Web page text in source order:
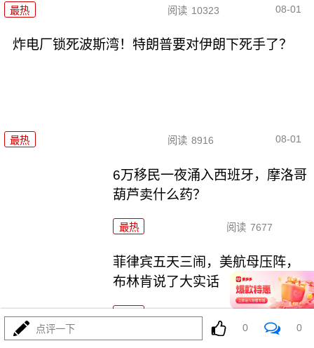
最热 阅读 10323 08-01
炸电厂锁死波斯湾！特朗普要对伊朗下死手了？
最热 阅读 8916 08-01
6万移民一夜涌入西班牙，摩洛哥
葫芦卖什么药？
最热 阅读 7677
菲律宾五天三闹，美航母压阵，
布林肯说了大实话
最热
点评一下 0 0